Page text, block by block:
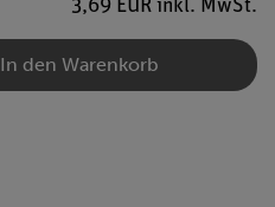
3,69 EUR inkl. MwSt.
In den Warenkorb